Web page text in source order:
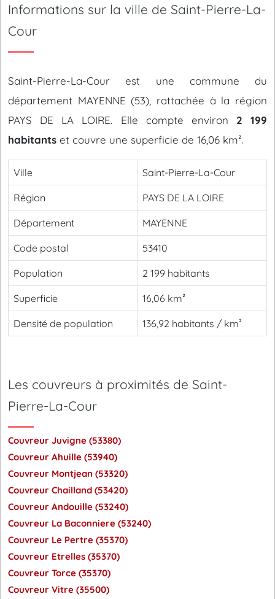
Informations sur la ville de Saint-Pierre-La-
Cour
Saint-Pierre-La-Cour est une commune du
département MAYENNE (53), rattachée à la région
PAYS DE LA LOIRE. Elle compte environ 2 199
habitants et couvre une superficie de 16,06 km².
Ville Saint-Pierre-La-Cour
Région PAYS DE LA LOIRE
Département MAYENNE
Code postal 53410
Population 2 199 habitants
Superficie 16,06 km²
Densité de population 136,92 habitants / km²
Les couvreurs à proximités de Saint-
Pierre-La-Cour
Couvreur Juvigne (53380)
Couvreur Ahuille (53940)
Couvreur Montjean (53320)
Couvreur Chailland (53420)
Couvreur Andouille (53240)
Couvreur La Baconniere (53240)
Couvreur Le Pertre (35370)
Couvreur Etrelles (35370)
Couvreur Torce (35370)
Couvreur Vitre (35500)